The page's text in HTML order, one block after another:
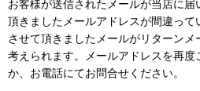
お客様が送信されたメールが当店に届
頂きましたメールアドレスが間違っ
させて頂きましたメールがリターン
考えられます。メールアドレスを再度
か、お電話にてお問合せください。